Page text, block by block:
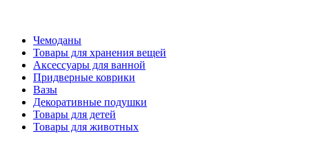
Чемоданы
Товары для хранения вещей
Аксессуары для ванной
Придверные коврики
Вазы
Декоративные подушки
Товары для детей
Товары для животных